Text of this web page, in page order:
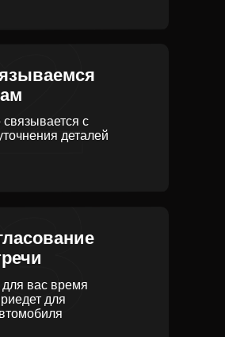
с
деталей
вас время
для